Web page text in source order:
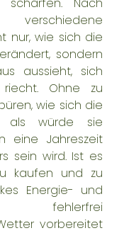
nur, wie sich die
sondern
aussieht, sich
Ohne zu
wie sich die
als würde sie
eine Jahreszeit
sein wird. Ist es
kaufen und zu
Energie- und
vorbereitet